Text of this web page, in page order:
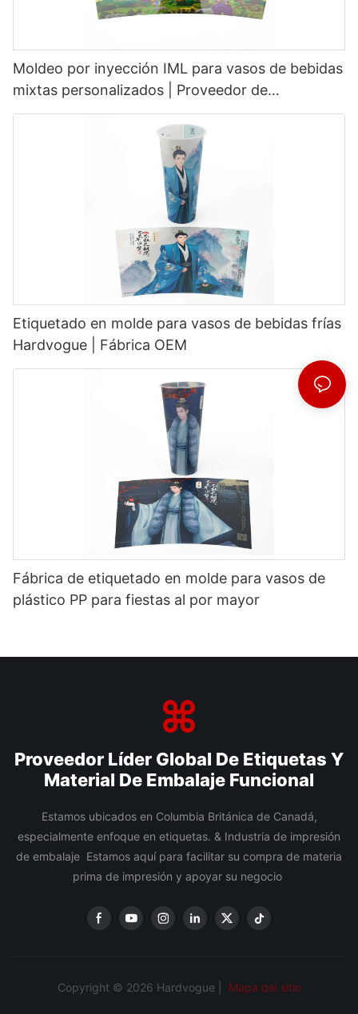
Moldeo por inyección IML para vasos de bebidas
mixtas personalizados | Proveedor de
Hardvogue
Etiquetado en molde para vasos de bebidas frías
Hardvogue | Fábrica OEM
Fábrica de etiquetado en molde para vasos de
plástico PP para fiestas al por mayor
Proveedor Líder Global De Etiquetas Y
Material De Embalaje Funcional
Estamos ubicados en Columbia Británica de Canadá,
especialmente enfoque en etiquetas. & Industria de impresión
de embalaje Estamos aquí para facilitar su compra de materia
prima de impresión y apoyar su negocio
Copyright © 2026 Hardvogue | Mapa del sitio